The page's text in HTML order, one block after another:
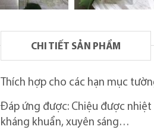
CHI TIẾT SẢN PHẨM
Thích hợp cho các hạn mục
Đáp ứng được: Chiệu được
kháng khuẩn, xuyên sáng…